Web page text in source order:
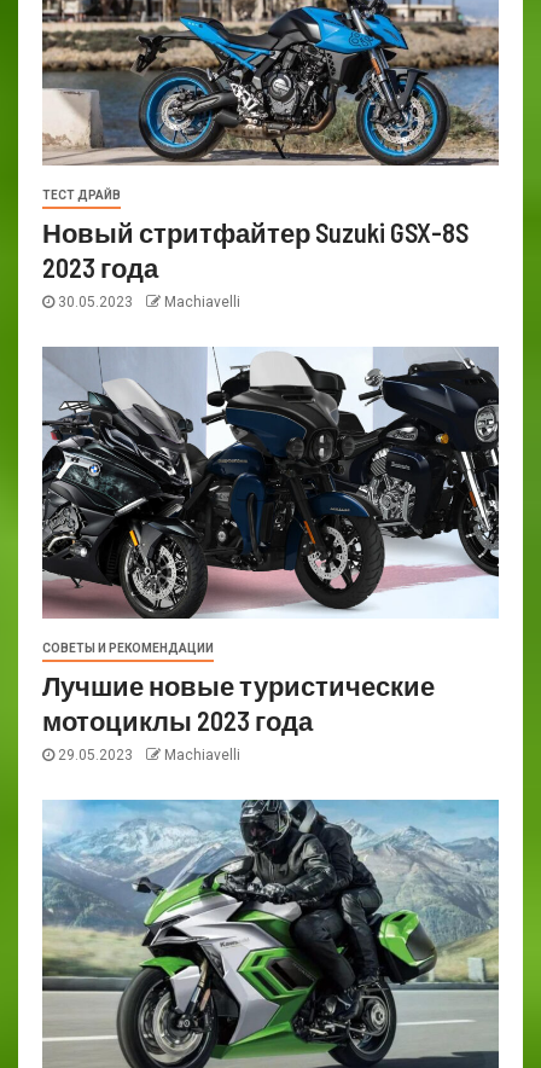
ТЕСТ ДРАЙВ
Новый стритфайтер Suzuki GSX-8S
2023 года
30.05.2023 Machiavelli
СОВЕТЫ И РЕКОМЕНДАЦИИ
Лучшие новые туристические
мотоциклы 2023 года
29.05.2023 Machiavelli